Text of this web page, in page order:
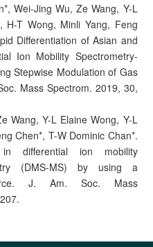
Wei-Jing Wu, Ze Wang, Y-L
H-T Wong, Minli Yang, Feng
Differentiation of Asian and
Ion Mobility Spectrometry-
Stepwise Modulation of Gas
Mass Spectrom. 2019, 30,
Wang, Y-L Elaine Wong, Y-L
Chen*, T-W Dominic Chan*.
in differential ion mobility
(DMS-MS) by using a
J. Am. Soc. Mass